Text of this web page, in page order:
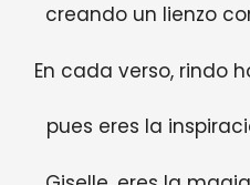
creando un lienzo
En cada verso, rindo
pues eres la